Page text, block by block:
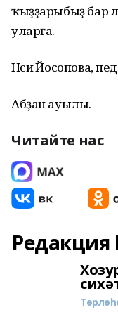
ҡыҙҙарыбыҙ бар
уларға.
Нәсиә Йосопова,
Абҙан ауылы.
Читайте нас